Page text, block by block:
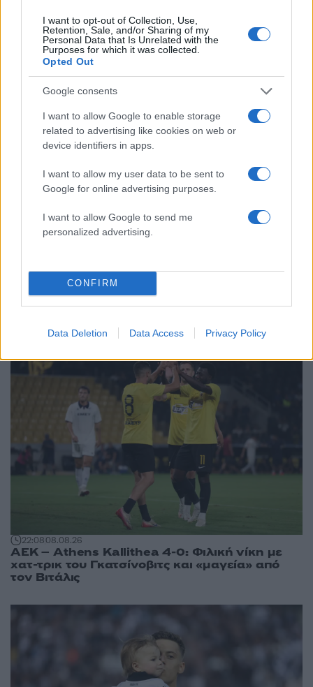
I want to opt-out of Collection, Use,
Retention, Sale, and/or Sharing of my
Personal Data that Is Unrelated with the
Purposes for which it was collected.
Opted Out
Google consents
I want to allow Google to enable storage
related to advertising like cookies on web or
device identifiers in apps.
I want to allow my user data to be sent to
Google for online advertising purposes.
I want to allow Google to send me
personalized advertising.
CONFIRM
Data Deletion Data Access Privacy Policy
Βγήκαν ξανά τα μαχαίρια στην Ελπίδα
για τη Δημοκρατία: «Καρυστιανού,
Γρατσία και Γαλανός μετέτρεψαν το
κίνημα σε φοβικό αρχηγικό κόμμα»
79 Μεταφορές χρημάτων: Πότε μπορεί να
θεωρηθούν δωρεές και να επιβληθεί
φόρος – Τι ισχυεί για τις γονικές παροχές
Απίστευτο κι όμως αληθινό -
Aναστέλλονται τα τακτικά ραντεβού του
αγγειοχειρουργού του νοσοκομείου
Χανίων επειδή κλάπηκε το μηχανάκι του
γιατρού
Σούπερ μάρκετ: Νέες μειώσεις τιμών –
ανάμεσά τους 130 σχολικά
Αθλητικά:
22:0808.08.26
ΑΕΚ – Athens Kallithea 4-0: Φιλική νίκη με
χατ-τρικ του Γκατσίνοβιτς και «μαγεία» από
τον Βιτάλις